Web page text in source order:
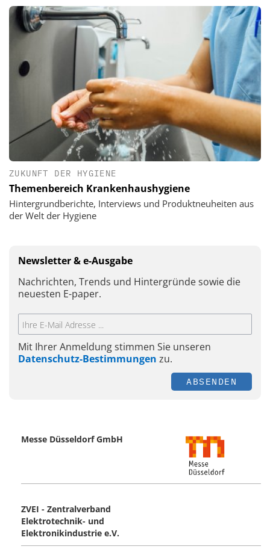
ZUKUNFT DER HYGIENE
Themenbereich Krankenhaushygiene
Hintergrundberichte, Interviews und Produktneuheiten aus
der Welt der Hygiene
Newsletter & e-Ausgabe
Nachrichten, Trends und Hintergründe sowie die
neuesten E-paper.
Mit Ihrer Anmeldung stimmen Sie unseren
Datenschutz-Bestimmungen zu.
ABSENDEN
Messe Düsseldorf GmbH
ZVEI - Zentralverband
Elektrotechnik- und
Elektronikindustrie e.V.